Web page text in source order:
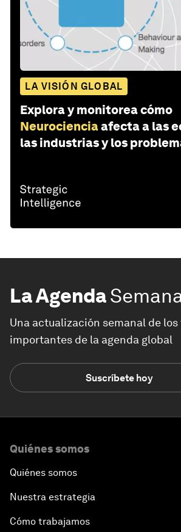
LA VISIÓN GLOBAL
Explora y monitorea cómo
Neurocienciaafecta a las
las industrias y los
La Agenda
Una actualización semanal de
importantes de la agenda global
Suscríbete hoy
Quiénes somos
Quiénes somos
Nuestra estrategia
Cómo trabajamos